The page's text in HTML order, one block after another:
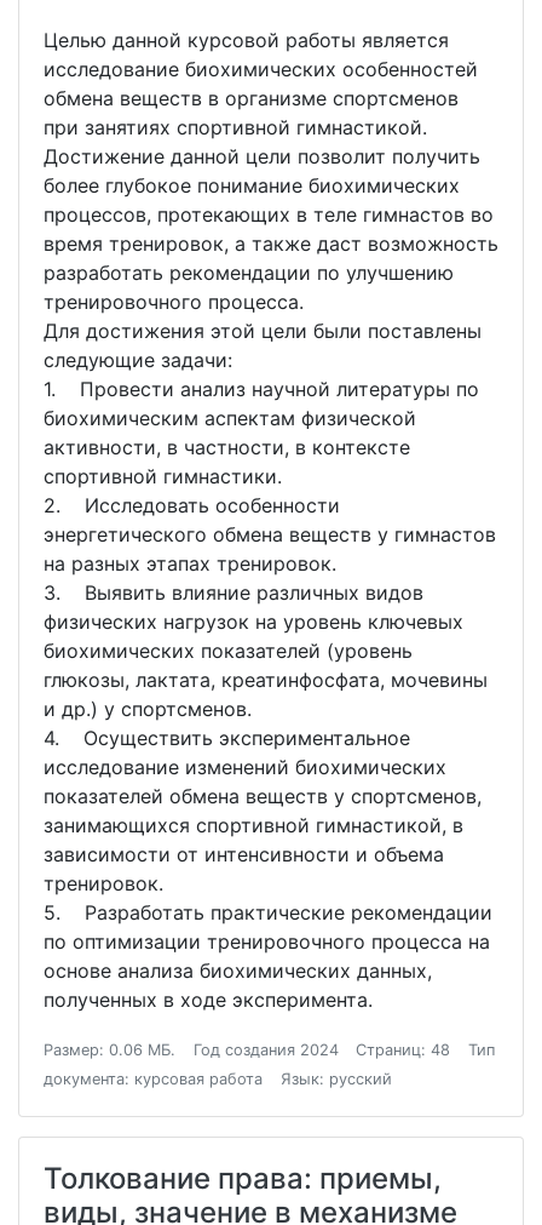
Целью данной курсовой работы является
исследование биохимических особенностей
обмена веществ в организме спортсменов
при занятиях спортивной гимнастикой.
Достижение данной цели позволит получить
более глубокое понимание биохимических
процессов, протекающих в теле гимнастов во
время тренировок, а также даст возможность
разработать рекомендации по улучшению
тренировочного процесса.
Для достижения этой цели были поставлены
следующие задачи:
1. Провести анализ научной литературы по
биохимическим аспектам физической
активности, в частности, в контексте
спортивной гимнастики.
2. Исследовать особенности
энергетического обмена веществ у гимнастов
на разных этапах тренировок.
3. Выявить влияние различных видов
физических нагрузок на уровень ключевых
биохимических показателей (уровень
глюкозы, лактата, креатинфосфата, мочевины
и др.) у спортсменов.
4. Осуществить экспериментальное
исследование изменений биохимических
показателей обмена веществ у спортсменов,
занимающихся спортивной гимнастикой, в
зависимости от интенсивности и объема
тренировок.
5. Разработать практические рекомендации
по оптимизации тренировочного процесса на
основе анализа биохимических данных,
полученных в ходе эксперимента.
Размер: 0.06 МБ. Год создания 2024 Страниц: 48
Тип
документа: курсовая работа
Язык: русский
Толкование права: приемы,
виды, значение в механизме